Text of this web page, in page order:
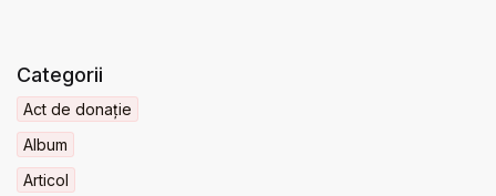
Categorii
Act de donație
Album
Articol